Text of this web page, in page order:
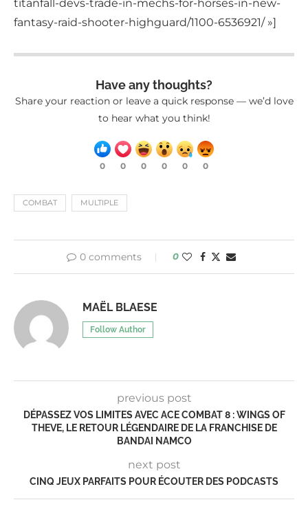
titanfall-devs-trade-in-mechs-for-horses-in-new-
fantasy-raid-shooter-highguard/1100-6536921/ »]
Have any thoughts?
Share your reaction or leave a quick response — we’d love
to hear what you think!
0 0 0 0 0 0
COMBAT MULTIPLE
0 comments 0
MAËL BLAESE
Follow Author
previous post
DÉPASSEZ VOS LIMITES AVEC ACE COMBAT 8 : WINGS OF
THEVE, LE RETOUR LÉGENDAIRE DE LA FRANCHISE DE
BANDAI NAMCO
next post
CINQ JEUX PARFAITS POUR ÉCOUTER DES PODCASTS